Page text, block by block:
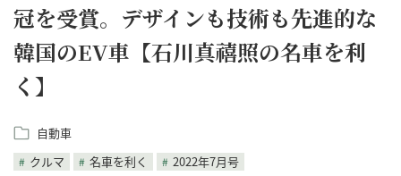
冠を受賞。デザインも技術も先進的な
韓国のEV車【石川真禧照の名車を利
く】
自動車
クルマ
名車を利く 2022年7月号